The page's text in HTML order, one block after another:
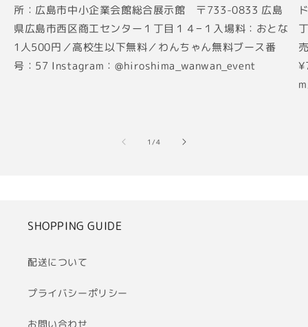
所：広島市中小企業会館総合展示館 〒733-0833 広島
県広島市西区商工センター１丁目１４−１入場料：おとな
1人500円／高校生以下無料／わんちゃん無料ブース番
号：57 Instagram：@hiroshima_wanwan_event
1 /の
4
SHOPPING GUIDE
配送について
プライバシーポリシー
お問い合わせ